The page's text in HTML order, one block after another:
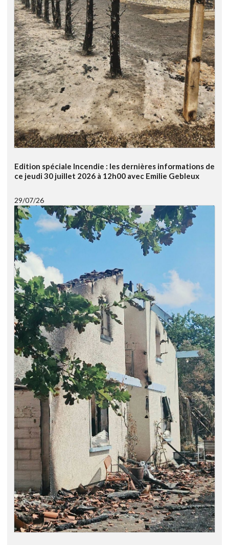
Edition spéciale Incendie : les dernières informations de
ce jeudi 30 juillet 2026 à 12h00 avec Emilie Gebleux
29/07/26